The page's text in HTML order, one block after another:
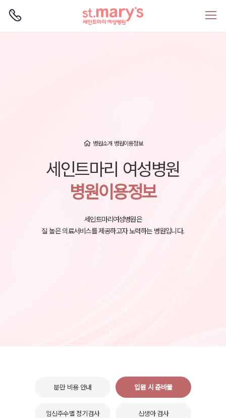
병원소개 병원이용정보
세인트마리 여성병원
병원이용정보
세인트마리여성병원은
질 높은 의료서비스를 제공하고자 노력하는 병원입니다.
분만 비용 안내 입원 시 준비물
임신주수별 정기검사 신생아 검사